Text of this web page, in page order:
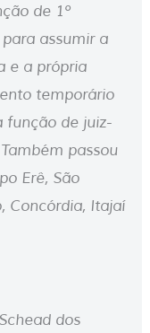
de 1º
assumir a
e a própria
temporário
função de juiz-
passou
Erê, São
Concórdia, Itajaí
dos